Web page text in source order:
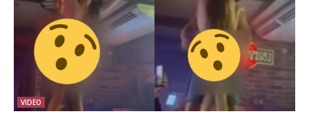
VIDEO